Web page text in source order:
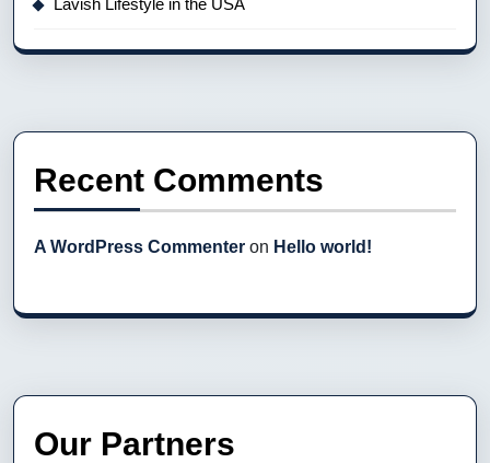
Recent Comments
A WordPress Commenter on Hello world!
Our Partners